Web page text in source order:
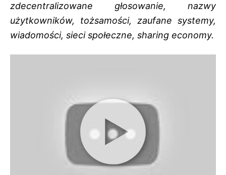
zdecentralizowane głosowanie, nazwy
użytkowników, tożsamości, zaufane systemy,
wiadomości, sieci społeczne, sharing economy.